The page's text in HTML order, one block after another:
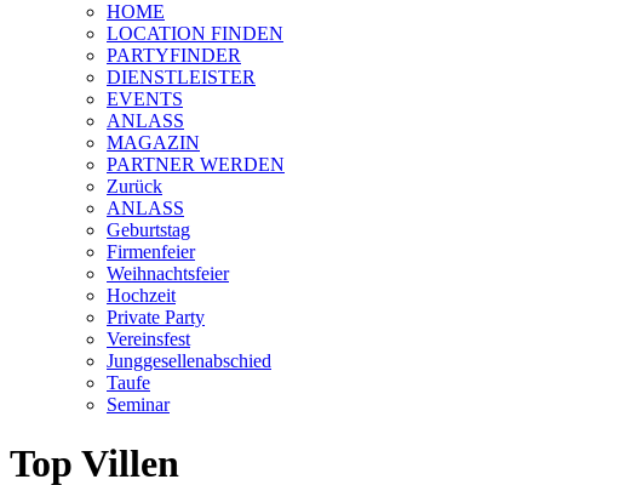
HOME
LOCATION FINDEN
PARTYFINDER
DIENSTLEISTER
EVENTS
ANLASS
MAGAZIN
PARTNER WERDEN
Zurück
ANLASS
Geburtstag
Firmenfeier
Weihnachtsfeier
Hochzeit
Private Party
Vereinsfest
Junggesellenabschied
Taufe
Seminar
Top Villen